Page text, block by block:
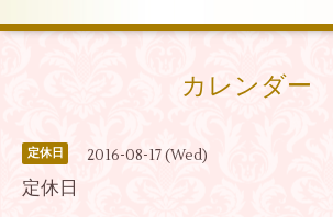
カレンダー
定休日 2016-08-17 (Wed)
定休日